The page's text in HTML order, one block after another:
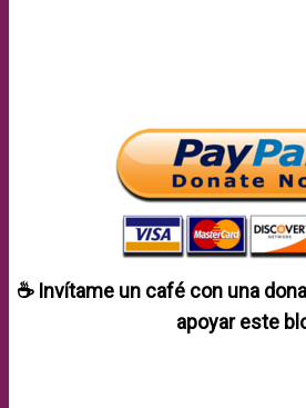
☕ Invítame un café con una
apoyar este